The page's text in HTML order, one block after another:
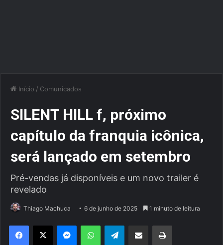
Início / Comunicados
SILENT HILL f, próximo
capítulo da franquia icônica,
será lançado em setembro
Pré-vendas já disponíveis e um novo trailer é
revelado
Thiago Machuca 6 de junho de 2025 1 minuto de leitura